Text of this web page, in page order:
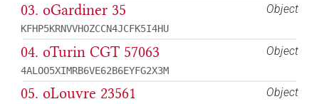
Object
03. oGardiner 35
KFHP5KRNVVHOZCCN4JCFK5I4HU
Object
04. oTurin CGT 57063
4ALOO5XIMRB6VE62B6EYFG2X3M
Object
05. oLouvre 23561